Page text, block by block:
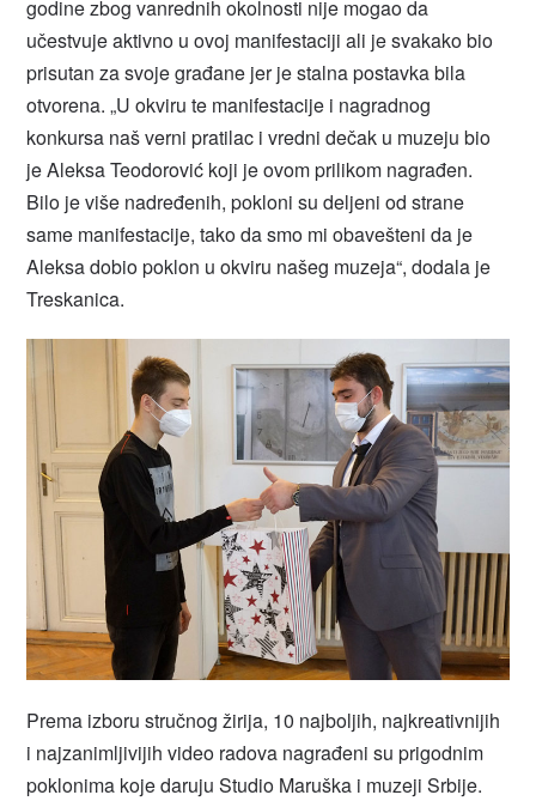
godine zbog vanrednih okolnosti nije mogao da
učestvuje aktivno u ovoj manifestaciji ali je svakako bio
prisutan za svoje građane jer je stalna postavka bila
otvorena. „U okviru te manifestacije i nagradnog
konkursa naš verni pratilac i vredni dečak u muzeju bio
je Aleksa Teodorović koji je ovom prilikom nagrađen.
Bilo je više nadređenih, pokloni su deljeni od strane
same manifestacije, tako da smo mi obavešteni da je
Aleksa dobio poklon u okviru našeg muzeja“, dodala je
Treskanica.
Prema izboru stručnog žirija, 10 najboljih, najkreativnijih
i najzanimljivijih video radova nagrađeni su prigodnim
poklonima koje daruju Studio Maruška i muzeji Srbije.